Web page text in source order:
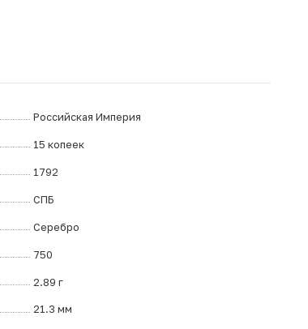
Российская Империя
15 копеек
1792
СПБ
Серебро
750
2.89 г
21.3 мм